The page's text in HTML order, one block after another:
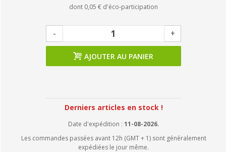
dont 0,05 € d'éco-participation
- +
AJOUTER AU PANIER
Derniers articles en stock !
Date d'expédition : 11-08-2026.
Les commandes passées avant 12h (GMT + 1) sont généralement
expédiées le jour même.